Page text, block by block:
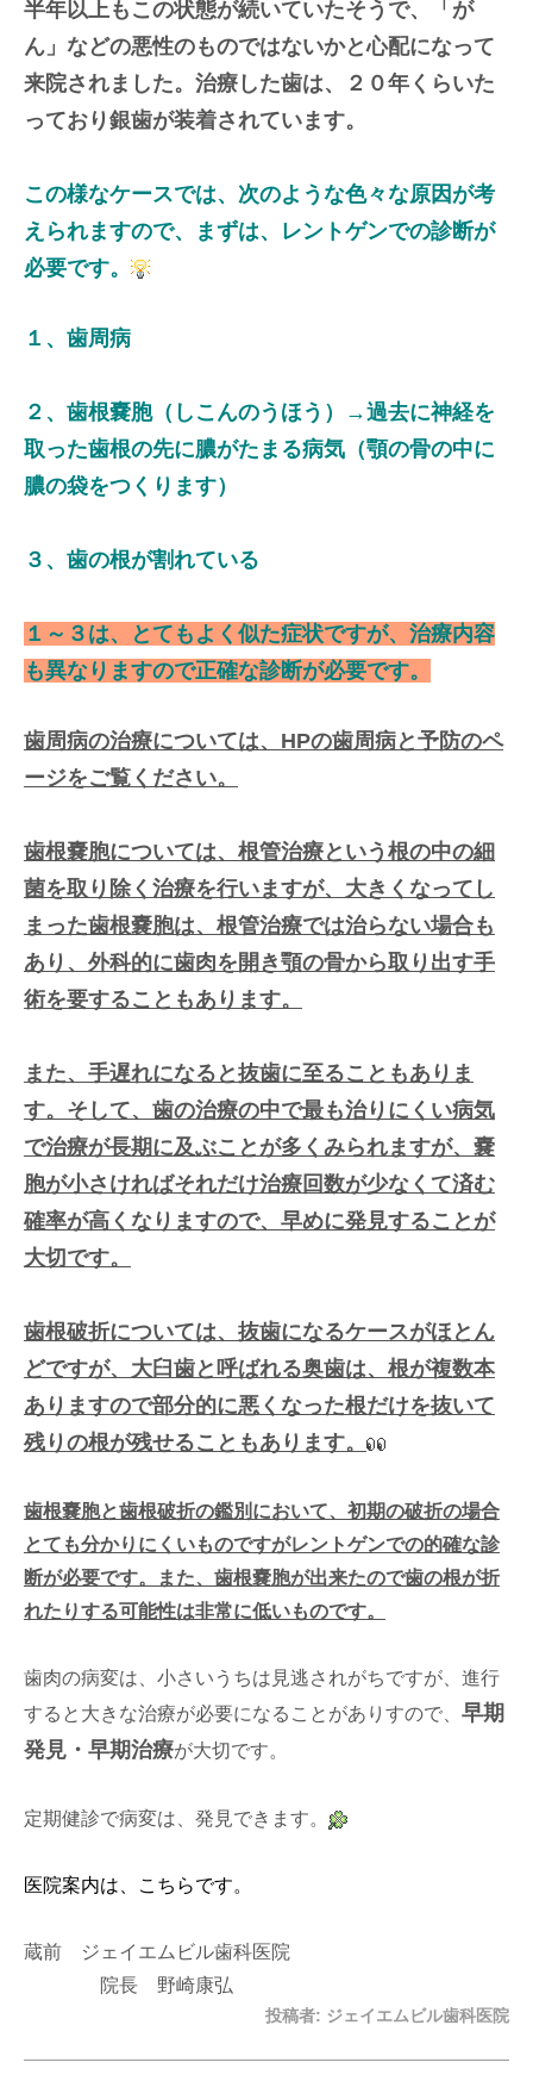
半年以上もこの状態が続いていたそうで、「が
ん」などの悪性のものではないかと心配になって
来院されました。治療した歯は、２０年くらいた
っており銀歯が装着されています。
この様なケースでは、次のような色々な原因が考
えられますので、まずは、レントゲンでの診断が
必要です。
１、歯周病
２、歯根嚢胞（しこんのうほう）→過去に神経を
取った歯根の先に膿がたまる病気（顎の骨の中に
膿の袋をつくります）
３、歯の根が割れている
１～３は、とてもよく似た症状ですが、治療内容
も異なりますので正確な診断が必要です。
歯周病の治療については、HPの歯周病と予防のペ
ージをご覧ください。
歯根嚢胞については、根管治療という根の中の細
菌を取り除く治療を行いますが、大きくなってし
まった歯根嚢胞は、根管治療では治らない場合も
あり、外科的に歯肉を開き顎の骨から取り出す手
術を要することもあります。
また、手遅れになると抜歯に至ることもありま
す。そして、歯の治療の中で最も治りにくい病気
で治療が長期に及ぶことが多くみられますが、嚢
胞が小さければそれだけ治療回数が少なくて済む
確率が高くなりますので、早めに発見することが
大切です。
歯根破折については、抜歯になるケースがほとん
どですが、大臼歯と呼ばれる奥歯は、根が複数本
ありますので部分的に悪くなった根だけを抜いて
残りの根が残せることもあります。
歯根嚢胞と歯根破折の鑑別において、初期の破折の場合
とても分かりにくいものですがレントゲンでの的確な診
断が必要です。また、歯根嚢胞が出来たので歯の根が折
れたりする可能性は非常に低いものです。
歯肉の病変は、小さいうちは見逃されがちですが、進行
すると大きな治療が必要になることがありすので、 早期
発見・早期治療が大切です。
定期健診で病変は、発見できます。
医院案内は、こちらです。
蔵前 ジェイエムビル歯科医院
院長 野崎康弘
投稿者: ジェイエムビル歯科医院